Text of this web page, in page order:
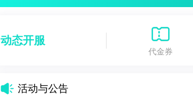
动态开服
代金券
活动与公告